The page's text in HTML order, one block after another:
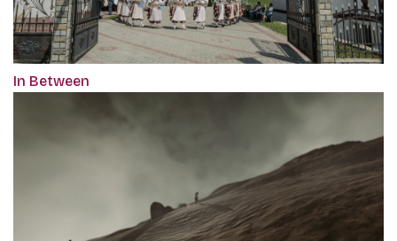
In Between